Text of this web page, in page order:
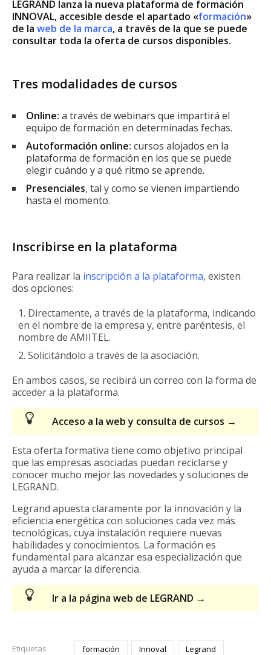
LEGRAND lanza la nueva plataforma de formación
INNOVAL, accesible desde el apartado «formación»
de la web de la marca, a través de la que se puede
consultar toda la oferta de cursos disponibles.
Tres modalidades de cursos
Online: a través de webinars que impartirá el
equipo de formación en determinadas fechas.
Autoformación online: cursos alojados en la
plataforma de formación en los que se puede
elegir cuándo y a qué ritmo se aprende.
Presenciales, tal y como se vienen impartiendo
hasta el momento.
Inscribirse en la plataforma
Para realizar la inscripción a la plataforma, existen
dos opciones:
Directamente, a través de la plataforma, indicando
en el nombre de la empresa y, entre paréntesis, el
nombre de AMIITEL.
Solicitándolo a través de la asociación.
En ambos casos, se recibirá un correo con la forma de
acceder a la plataforma.
Acceso a la web y consulta de cursos →
Esta oferta formativa tiene como objetivo principal
que las empresas asociadas puedan reciclarse y
conocer mucho mejor las novedades y soluciones de
LEGRAND.
Legrand apuesta claramente por la innovación y la
eficiencia energética con soluciones cada vez más
tecnológicas, cuya instalación requiere nuevas
habilidades y conocimientos. La formación es
fundamental para alcanzar esa especialización que
ayuda a marcar la diferencia.
Ir a la página web de LEGRAND →
Etiquetas formación Innoval
Legrand